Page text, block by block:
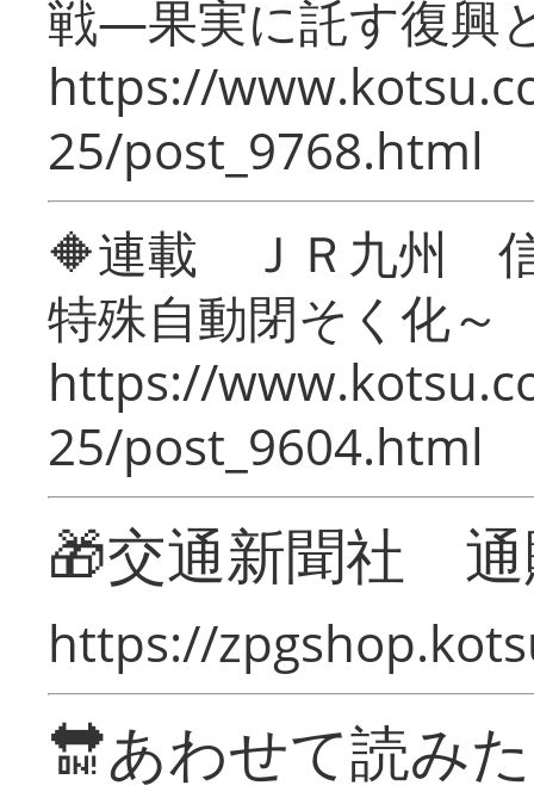
戦―果実に託す復興
https://
25/post_9768.html
🔶連載 ＪＲ九州 信
特殊自動閉そく化～
https://
25/post_9604.html
🎁交通新聞社
https://
🔛あわせて読み